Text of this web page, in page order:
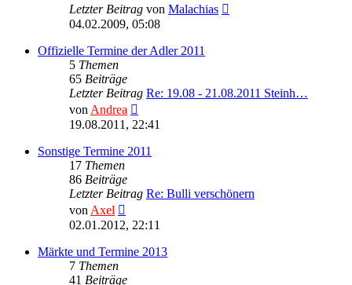
Letzter Beitrag von Malachias
04.02.2009, 05:08
Offizielle Termine der Adler 2011
5 Themen
65 Beiträge
Letzter Beitrag Re: 19.08 - 21.08.2011 Steinh…
von Andrea
Beitrag
19.08.2011, 22:41
Sonstige Termine 2011
17 Themen
86 Beiträge
Letzter Beitrag Re: Bulli verschönern
von Axel
Beitrag
02.01.2012, 22:11
Märkte und Termine 2013
7 Themen
41 Beiträge